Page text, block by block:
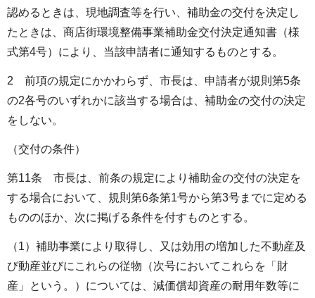
認めるときは、現地調査等を行い、補助金の交付を決定し
たときは、商店街環境整備事業補助金交付決定通知書（様
式第4号）により、当該申請者に通知するものとする。
2 前項の規定にかかわらず、市長は、申請者が規則第5条
の2各号のいずれかに該当する場合は、補助金の交付の決定
をしない。
（交付の条件）
第11条 市長は、前条の規定により補助金の交付の決定を
する場合において、規則第6条第1号から第3号までに定める
もののほか、次に掲げる条件を付すものとする。
（1）補助事業により取得し、又は効用の増加した不動産及
び動産並びにこれらの従物（次号においてこれらを「財
産」という。）については、減価償却資産の耐用年数等に